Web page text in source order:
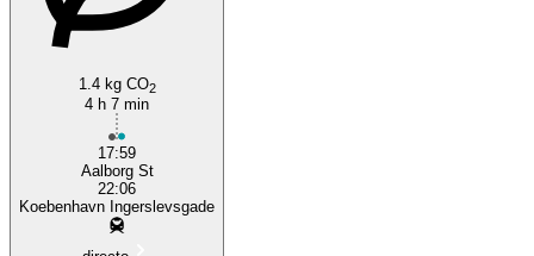
1.4 kg CO2
4 h 7 min
17:59
Aalborg St
22:06
Koebenhavn Ingerslevsgade